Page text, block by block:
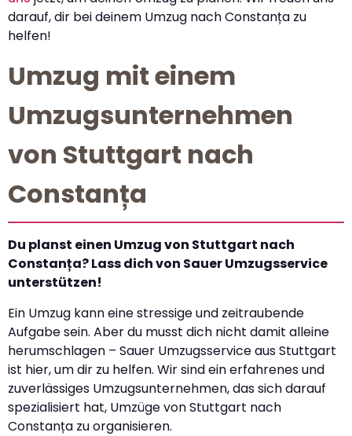
darauf, dir bei deinem Umzug nach Constanța zu
helfen!
Umzug mit einem
Umzugsunternehmen
von Stuttgart nach
Constanța
Du planst einen Umzug von Stuttgart nach
Constanța? Lass dich von Sauer Umzugsservice
unterstützen!
Ein Umzug kann eine stressige und zeitraubende
Aufgabe sein. Aber du musst dich nicht damit alleine
herumschlagen – Sauer Umzugsservice aus Stuttgart
ist hier, um dir zu helfen. Wir sind ein erfahrenes und
zuverlässiges Umzugsunternehmen, das sich darauf
spezialisiert hat, Umzüge von Stuttgart nach
Constanța zu organisieren.